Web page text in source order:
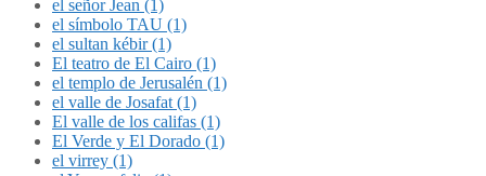
el señor Jean (1)
el símbolo TAU (1)
el sultan kébir (1)
El teatro de El Cairo (1)
el templo de Jerusalén (1)
el valle de Josafat (1)
El valle de los califas (1)
El Verde y El Dorado (1)
el virrey (1)